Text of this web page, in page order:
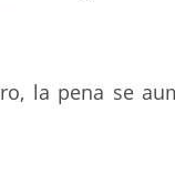
la pena se